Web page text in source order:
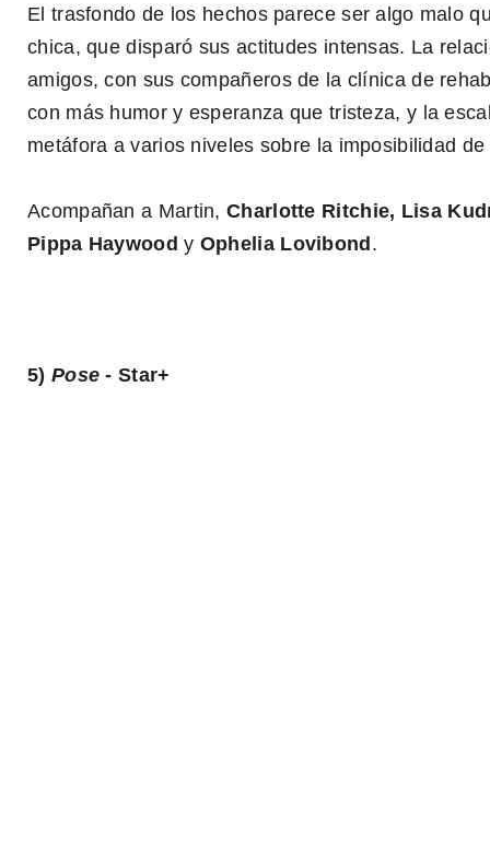
0
seconds
minute,
secondsVolume
El trasfondo de los hechos parece ser algo malo
chica, que disparó sus actitudes intensas. La
amigos, con sus compañeros de la clínica de
con más humor y esperanza que tristeza, y la
metáfora a varios niveles sobre la imposibilidad
Acompañan a Martin, Charlotte Ritchie, Lisa
Pippa Haywood y Ophelia Lovibond.
5) Pose - Star+